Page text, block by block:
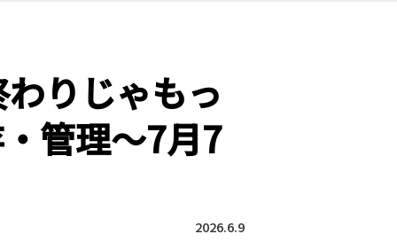
りじゃもっ
管理～7月7
2026.6.9